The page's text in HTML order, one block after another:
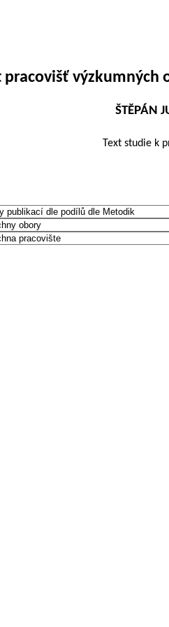
výzkumných
ŠTĚPÁN
Text studie k